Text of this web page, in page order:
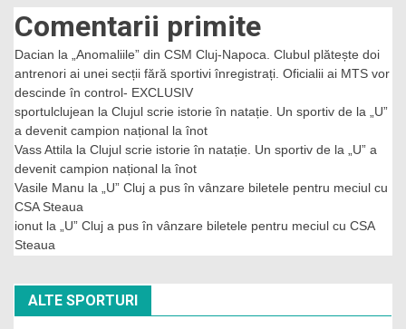
Comentarii primite
Dacian la
„Anomaliile” din CSM Cluj-Napoca. Clubul plătește doi
antrenori ai unei secții fără sportivi înregistrați. Oficialii ai MTS vor
descinde în control- EXCLUSIV
sportulclujean la Clujul scrie istorie în natație. Un sportiv de la „U”
a devenit campion național la înot
Vass Attila la Clujul scrie istorie în natație. Un sportiv de la „U” a
devenit campion național la înot
Vasile Manu la
„U” Cluj a pus în vânzare biletele pentru meciul cu
CSA Steaua
ionut la
„U” Cluj a pus în vânzare biletele pentru meciul cu CSA
Steaua
ALTE SPORTURI